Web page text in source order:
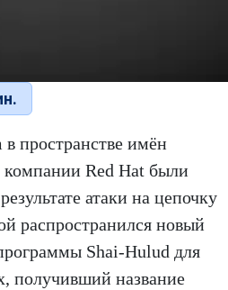
в пространстве имён
Red Hat были
атаки на цепочку
распространился новый
Shai-Hulud для
получивший название